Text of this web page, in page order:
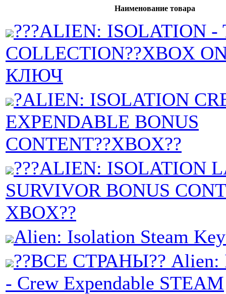
Наименование товара
???ALIEN: ISOLATION -
COLLECTION??XBOX
КЛЮЧ
?ALIEN: ISOLATION
EXPENDABLE BONUS
CONTENT??XBOX??
???ALIEN: ISOLATION
SURVIVOR BONUS
XBOX??
Alien: Isolation Steam
??ВСЕ СТРАНЫ?? Alien:
- Crew Expendable STEAM